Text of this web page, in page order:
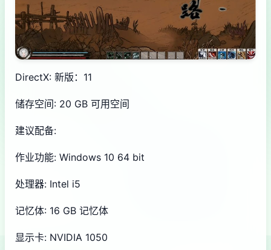
DirectX: 新版：11
储存空间: 20 GB 可用空间
建议配备:
作业功能: Windows 10 64 bit
处理器: Intel i5
记忆体: 16 GB 记忆体
显示卡: NVIDIA 1050